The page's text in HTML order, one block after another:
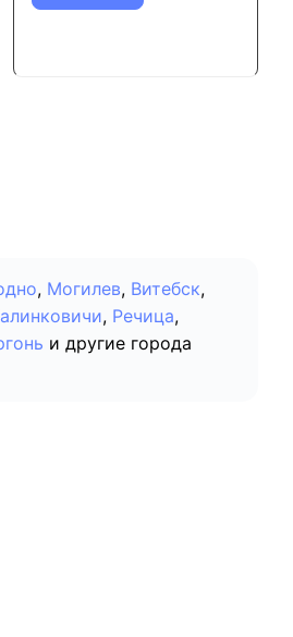
, Могилев, Витебск,
, Речица,
и другие города